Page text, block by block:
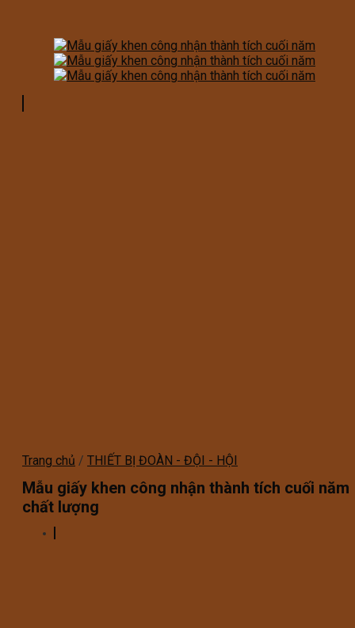
Trang chủ / THIẾT BỊ ĐOÀN - ĐỘI - HỘI
Mẫu giấy khen công nhận thành tích cuối năm
chất lượng